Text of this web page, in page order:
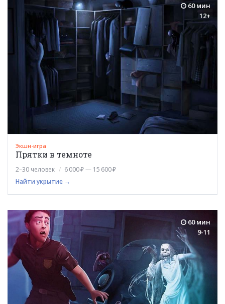
60 мин
12+
Экшн-игра
Прятки в темноте
2–30 человек
6 000 ₽ — 15 600 ₽
Найти укрытие →
60 мин
9-11